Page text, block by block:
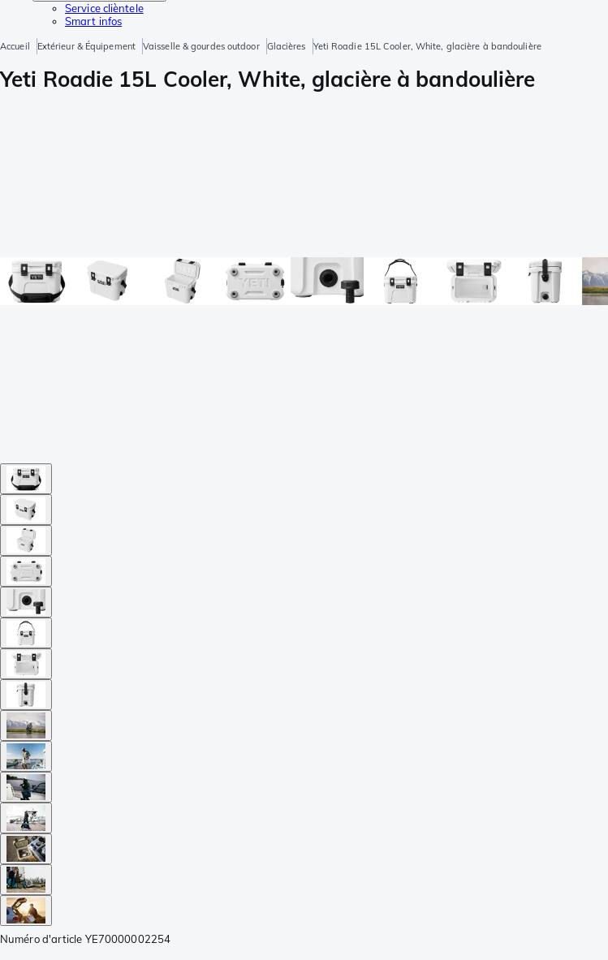
Service clièntele
Smart infos
Accueil Extérieur & Équipement Vaisselle & gourdes outdoor Glacières Yeti Roadie 15L Cooler, White, glacière à bandoulière
Yeti Roadie 15L Cooler, White, glacière à bandoulière
Numéro d'article YE70000002254